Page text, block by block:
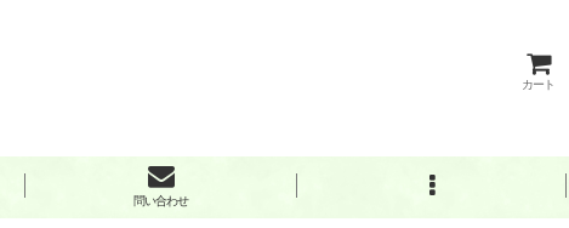
カート
問い合わせ